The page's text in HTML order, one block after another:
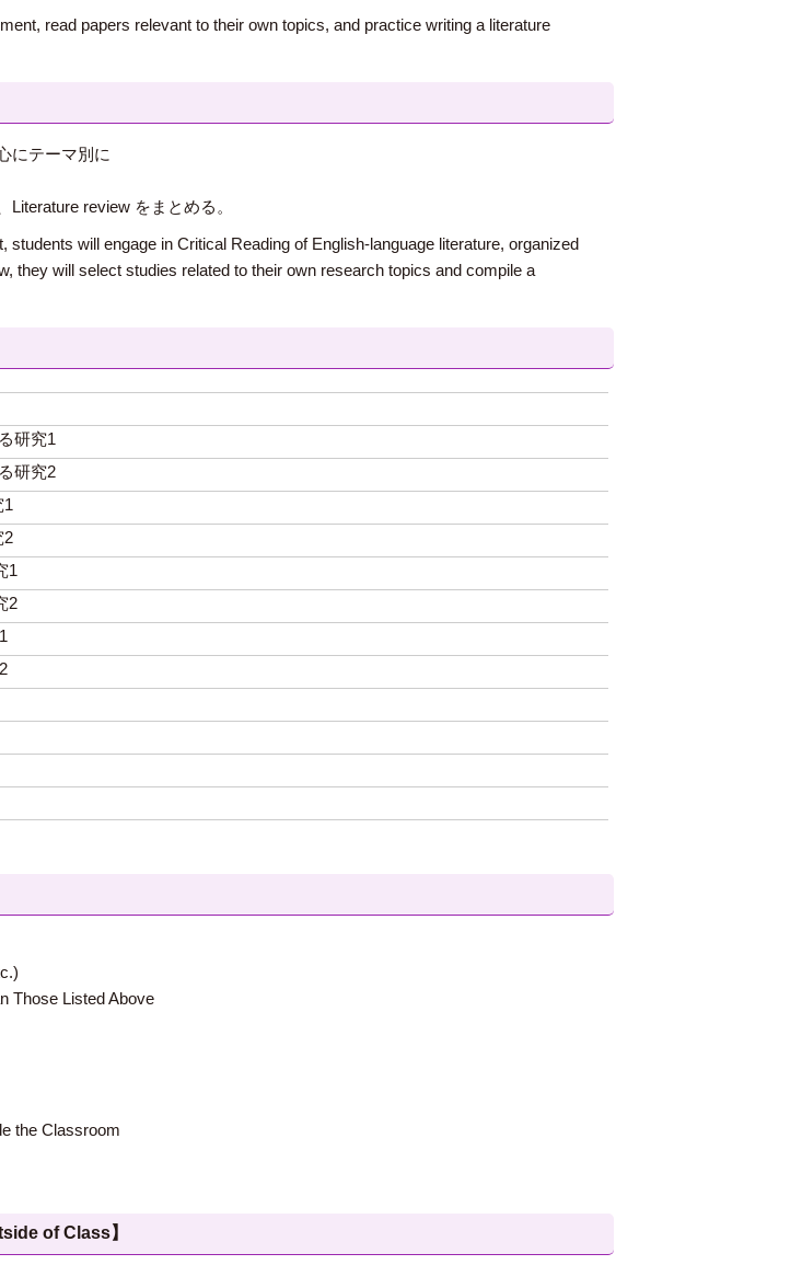
read papers relevant to their own topics, and practice writing a literature
にテーマ別に
review をまとめる。
will engage in Critical Reading of English-language literature, organized
they will select studies related to their own research topics and compile a
研究1
研究2
1
2
1
2
Those Listed Above
the Classroom
of Class】